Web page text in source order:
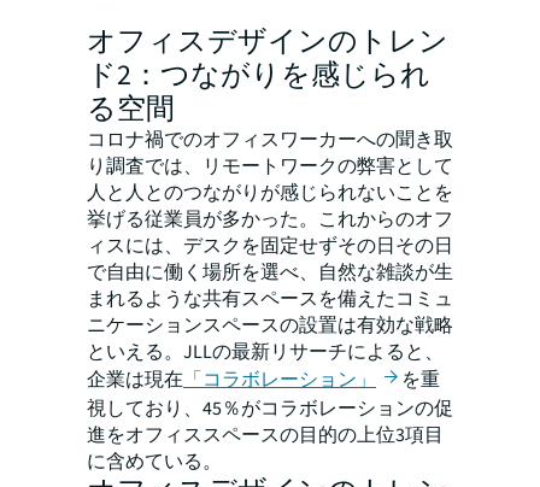
オフィスデザインのトレン
ド2：つながりを感じられ
る空間
コロナ禍でのオフィスワーカーへの聞き取
り調査では、リモートワークの弊害として
人と人とのつながりが感じられないことを
挙げる従業員が多かった。これからのオフ
ィスには、デスクを固定せずその日その日
で自由に働く場所を選べ、自然な雑談が生
まれるような共有スペースを備えたコミュ
ニケーションスペースの設置は有効な戦略
といえる。JLLの最新リサーチによると、
企業は現在 「コラボレーション」
を重
視しており、45％がコラボレーションの促
進をオフィススペースの目的の上位3項目
に含めている。